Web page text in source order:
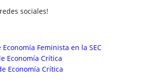
sociales!
Economía Feminista en la SEC
Economía Crítica
Economía Crítica